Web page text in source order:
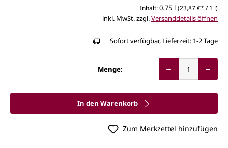
Inhalt:0.75 l (23,87 €* / 1 l)
inkl. MwSt. zzgl.Versanddetails öffnen
Sofort verfügbar, Lieferzeit: 1-2 Tage
Menge:
In den Warenkorb
Zum Merkzettel hinzufügen